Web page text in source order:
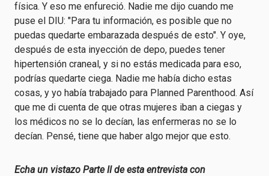
física. Y eso me enfureció. Nadie me dijo cuando me
puse el DIU: "Para tu información, es posible que no
puedas quedarte embarazada después de esto". Y oye,
después de esta inyección de depo, puedes tener
hipertensión craneal, y si no estás medicada para eso,
podrías quedarte ciega. Nadie me había dicho estas
cosas, y yo había trabajado para Planned Parenthood. Así
que me di cuenta de que otras mujeres iban a ciegas y
los médicos no se lo decían, las enfermeras no se lo
decían. Pensé, tiene que haber algo mejor que esto.
Echa un vistazo Parte II de esta entrevista con